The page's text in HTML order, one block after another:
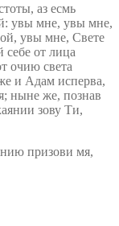
аз есмь
увы мне, увы мне,
увы мне, Свете
от лица
очию света
и Адам исперва,
ныне же, познав
зову Ти,
призови мя,